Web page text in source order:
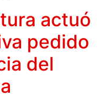
actuó
pedido
del